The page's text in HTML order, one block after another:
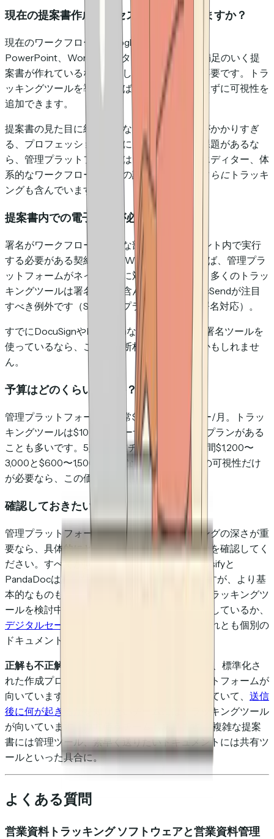
現在の提案書作成プロセスに満足していますか？
現在のワークフロー — Google Slides、Canva、
PowerPoint、Word、カスタムデザイン — で満足のいく提
案書が作れているなら、新しい作成ツールは不要です。トラ
ッキングツールを導入すれば、作業方法を変えずに可視性を
追加できます。
提案書の見た目に統一感がない、作成に時間がかかりすぎ
る、プロフェッショナルさに欠けるといった課題があるな
ら、管理プラットフォームはテンプレート、エディター、体
系的なワークフローで作成の課題を解決し、
さらに トラッキ
ングも含んでいます。
提案書内での電子署名が必要ですか？
署名がワークフローの重要な部分 — ドキュメント内で実行
する必要がある契約書、SOW、NDA — であれば、管理プラ
ットフォームがネイティブに対応しています。多くのトラッ
キングツールは署名機能を含んでおらず、DocSendが注目
すべき例外です（Standardプラン以上で電子署名対応）。
すでにDocuSignやHelloSignなどの単独の電子署名ツールを
使っているなら、これは判断材料にならないかもしれませ
ん。
予算はどのくらいですか？
管理プラットフォームは通常$19〜49/ユーザー/月。トラッ
キングツールは$10〜25/ユーザー/月で、無料プランがある
ことも多いです。5人の営業チームの場合、年間$1,200〜
3,000と$600〜1,500の差になります。送信後の可視性だけ
が必要なら、この価格差は無視できません。
確認しておきたい点がもう一つ
管理プラットフォームを検討中で、トラッキングの深さが重
要なら、具体的にどのような分析機能があるかを確認してく
ださい。すべてが同等ではありません — Proposifyと
PandaDocは詳細なページごとの分析がありますが、より基
本的なものもあります。逆もまた然りです：トラッキングツ
ールを検討中なら、自分のファイル形式に対応しているか、
デジタルセールスルーム
を提供しているか、それとも個別の
ドキュメント共有のみかを確認しましょう。
正解も不正解もありません。
提案書の量が多く、標準化さ
れた作成プロセスがないチームには管理プラットフォームが
向いています。すでに作成プロセスが確立されていて、 送信
後に何が起きるか
を知りたいチームにはトラッキングツール
が向いています。両方使うチームもあります — 複雑な提案
書には管理ツール、素早く送りたいドキュメントには共有ツ
ールといった具合に。
よくある質問
営業資料トラッキング ソフトウェアと営業資料管理